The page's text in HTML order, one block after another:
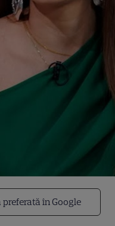
în Google